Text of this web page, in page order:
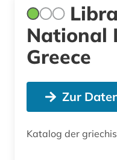
National
Greece
Zur
Katalog der